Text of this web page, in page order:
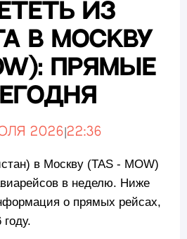
из
в Москву
прямые
2026 |22:36
в Москву (TAS - MOW)
в неделю. Ниже
о прямых рейсах,